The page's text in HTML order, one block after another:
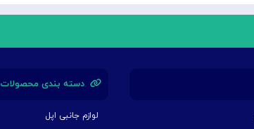
دسته بندی محصولات
لوازم جانبی اپل